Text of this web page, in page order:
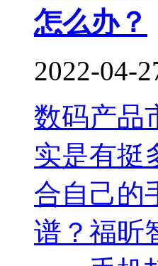
怎么办？
2022-04-
数码产品
实是有挺
合自己的
谱？福昕